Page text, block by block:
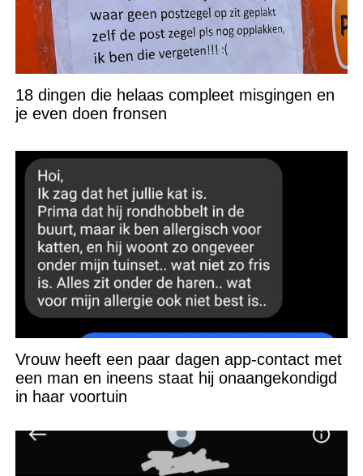
18 dingen die helaas compleet misgingen en
je even doen fronsen
Vrouw heeft een paar dagen app-contact met
een man en ineens staat hij onaangekondigd
in haar voortuin